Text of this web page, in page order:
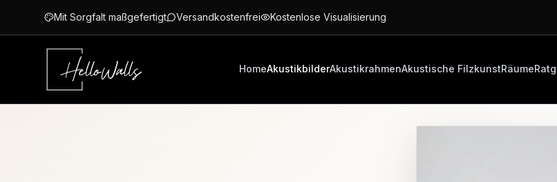
Mit Sorgfalt maßgefertigt Versandkostenfrei Kostenlose Visualisierung
HomeAkustikbilderAkustikrahmenAkustische FilzkunstRäume